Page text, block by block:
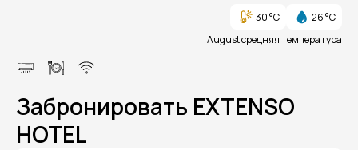
30 °C
26 °C
August средняя температура
Забронировать EXTENSO
HOTEL